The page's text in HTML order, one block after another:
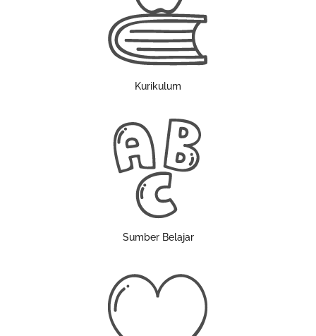
Kurikulum
Sumber Belajar